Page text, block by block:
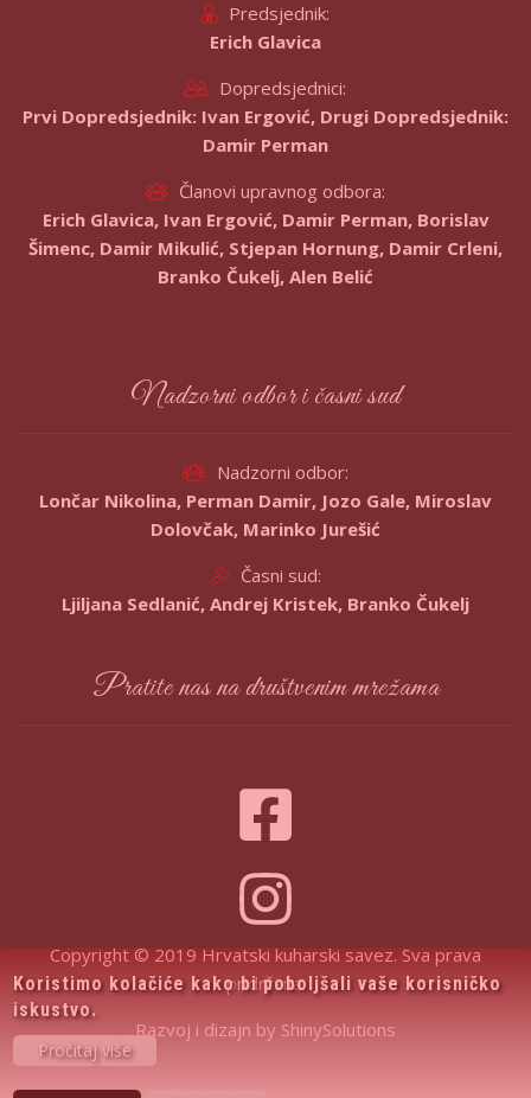
Predsjednik:
Erich Glavica
Dopredsjednici:
Prvi Dopredsjednik: Ivan Ergović, Drugi Dopredsjednik:
Damir Perman
Članovi upravnog odbora:
Erich Glavica, Ivan Ergović, Damir Perman, Borislav
Šimenc, Damir Mikulić, Stjepan Hornung, Damir Crleni,
Branko Čukelj, Alen Belić
Nadzorni odbor i časni sud
Nadzorni odbor:
Lončar Nikolina, Perman Damir, Jozo Gale, Miroslav
Dolovčak, Marinko Jurešić
Časni sud:
Ljiljana Sedlanić, Andrej Kristek, Branko Čukelj
Pratite nas na društvenim mrežama
Copyright © 2019 Hrvatski kuharski savez. Sva prava
pridržana.
Razvoj i dizajn by ShinySolutions
Koristimo kolačiće kako bi poboljšali vaše korisničko
iskustvo.
Pročitaj više